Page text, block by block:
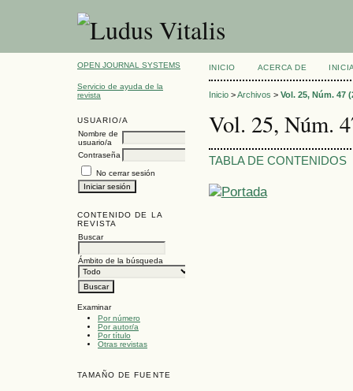
OPEN JOURNAL SYSTEMS
Servicio de ayuda de la
revista
USUARIO/A
Nombre de
usuario/a
Contraseña
No cerrar sesión
CONTENIDO DE LA
REVISTA
Buscar
Ámbito de la búsqueda
Examinar
Por número
Por autor/a
Por título
Otras revistas
TAMAÑO DE FUENTE
INICIO ACERCA DE
Inicio>Archivos > Vol. 25, Núm. 47
Vol. 25, Núm.
TABLA DE CONTENIDOS